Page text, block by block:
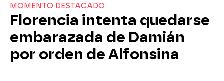
MOMENTO DESTACADO
Florencia intenta quedarse
embarazada de Damián
por orden de Alfonsina